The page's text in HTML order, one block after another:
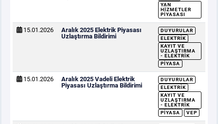
YAN
HIZMETLER
PIYASASI
15.01.2026
Aralık 2025 Elektrik Piyasası
Uzlaştırma Bildirimi
DUYURULAR
ELEKTRIK
KAYIT VE
UZLAŞTIRMA
- ELEKTRIK
PIYASA
15.01.2026
Aralık 2025 Vadeli Elektrik
Piyasası Uzlaştırma Bildirimi
DUYURULAR
ELEKTRIK
KAYIT VE
UZLAŞTIRMA
- ELEKTRIK
PIYASA
VEP